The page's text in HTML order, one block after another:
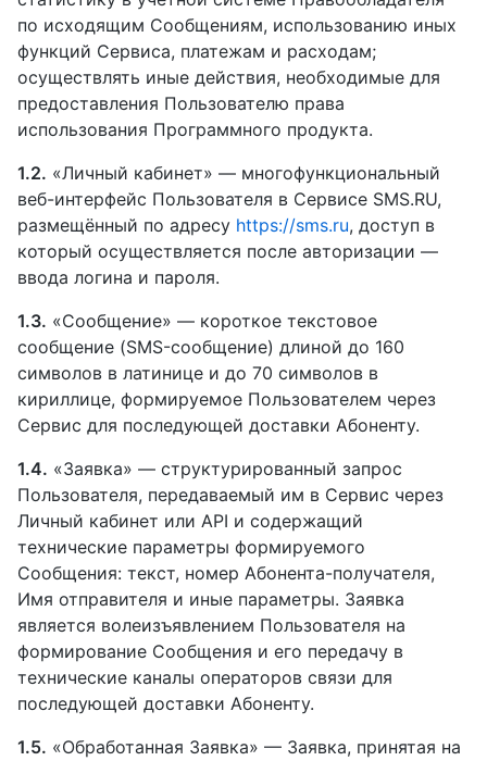
по исходящим Сообщениям, использованию иных
функций Сервиса, платежам и расходам;
осуществлять иные действия, необходимые для
предоставления Пользователю права
использования Программного продукта.
1.2. «Личный кабинет» — многофункциональный
веб-интерфейс Пользователя в Сервисе SMS.RU,
размещённый по адресу https://sms.ru, доступ в
который осуществляется после авторизации —
ввода логина и пароля.
1.3. «Сообщение» — короткое текстовое
сообщение (SMS-сообщение) длиной до 160
символов в латинице и до 70 символов в
кириллице, формируемое Пользователем через
Сервис для последующей доставки Абоненту.
1.4. «Заявка» — структурированный запрос
Пользователя, передаваемый им в Сервис через
Личный кабинет или API и содержащий
технические параметры формируемого
Сообщения: текст, номер Абонента-получателя,
Имя отправителя и иные параметры. Заявка
является волеизъявлением Пользователя на
формирование Сообщения и его передачу в
технические каналы операторов связи для
последующей доставки Абоненту.
1.5. «Обработанная Заявка» — Заявка, принятая на